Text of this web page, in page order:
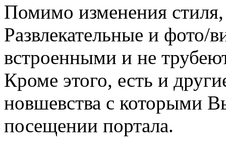
Помимо изменения
Развлекательные и фото/
встроенными и не
Кроме этого, есть и
новшевства с которыми
посещении портала.